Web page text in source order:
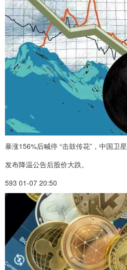
暴涨156%后喊停 “击鼓传花”，中国卫
发布降温公告后股价大跌。
593 01-07 20:50